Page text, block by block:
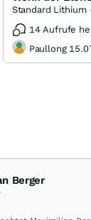
Standard Lithium
14 Aufrufe
Paullong
Berger